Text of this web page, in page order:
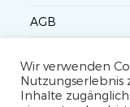
AGB
Widerruf
Wir verwenden
Nutzungserlebnis
Inhalte